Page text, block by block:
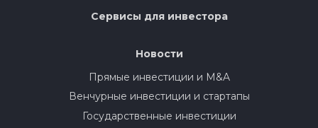
Сервисы для инвестора
Новости
Прямые инвестиции и M&A
Венчурные инвестиции и стартапы
Государственные инвестиции